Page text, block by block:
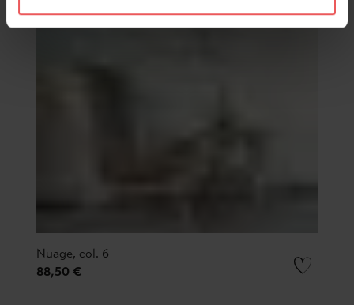
Nuage, col. 6
88,50 €